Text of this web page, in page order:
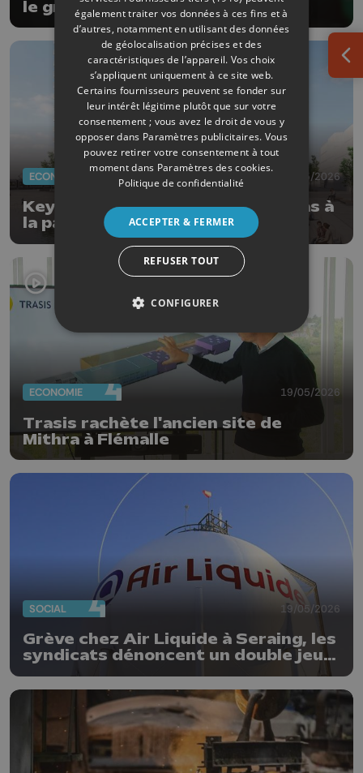
le groupe Keyes
ECONOMIE 19/05/2026
Keyes (ex-NRB) ne s'installera pas à
la patinoire de Liège
ECONOMIE 19/05/2026
Trasis rachète l'ancien site de
Mithra à Flémalle
SOCIAL 19/05/2026
Grève chez Air Liquide à Seraing, les
syndicats dénoncent un double jeu
n’apprécient pas »
également traiter vos données à ces fins et à
d’autres, notamment en utilisant des données
de géolocalisation précises et des
caractéristiques de l’appareil. Vos choix
s’appliquent uniquement à ce site web.
Certains fournisseurs peuvent se fonder sur
leur intérêt légitime plutôt que sur votre
consentement ; vous avez le droit de vous y
opposer dans Paramètres publicitaires. Vous
pouvez retirer votre consentement à tout
moment dans Paramètres des cookies.
Politique de confidentialité
ACCEPTER & FERMER
REFUSER TOUT
CONFIGURER